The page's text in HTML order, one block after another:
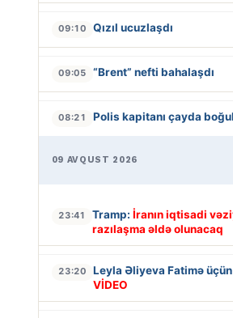
09:10 Qızıl ucuzlaşdı
09:05 “Brent” nefti bahalaşdı
08:21 Polis kapitanı çayda
09 AVQUST 2026
23:41 Tramp: İranın iqtisadi
razılaşma əldə olunacaq
23:20 Leyla Əliyeva Fatimə üçün
VİDEO